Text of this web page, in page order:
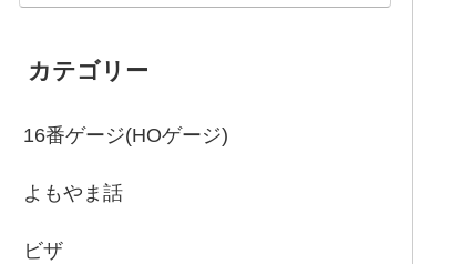
カテゴリー
16番ゲージ(HOゲージ)
よもやま話
ビザ